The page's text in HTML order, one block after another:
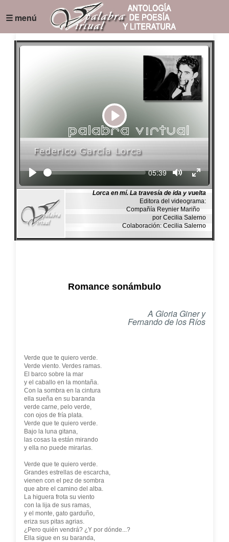
☰ menú
Play
Seek Current
05:39
Lorca en mí. La travesía de ida y vuelta
Editora del videograma:
Compañía Reynier Mariño
por Cecilia Salerno
Colaboración: Cecilia Salerno
Romance sonámbulo
A Gloria Giner y
Fernando de los Ríos
Verde que te quiero verde.
Verde viento. Verdes ramas.
El barco sobre la mar
y el caballo en la montaña.
Con la sombra en la cintura
ella sueña en su baranda
verde carne, pelo verde,
con ojos de fría plata.
Verde que te quiero verde.
Bajo la luna gitana,
las cosas la están mirando
y ella no puede mirarlas.
Verde que te quiero verde.
Grandes estrellas de escarcha,
vienen con el pez de sombra
que abre el camino del alba.
La higuera frota su viento
con la lija de sus ramas,
y el monte, gato garduño,
eriza sus pitas agrias.
¿Pero quién vendrá? ¿Y por dónde...?
Ella sigue en su baranda,